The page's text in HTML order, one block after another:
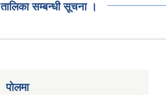
सम्बन्धी सूचना ।
पोलमा